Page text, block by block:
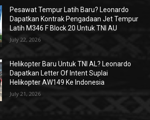
Pesawat Tempur Latih Baru? Leonardo
Dapatkan Kontrak Pengadaan Jet Tempur
Latih M346 F Block 20 Untuk TNI AU
July 22, 2026
Helikopter Baru Untuk TNI AL? Leonardo
Dapatkan Letter Of Intent Suplai
Helikopter AW149 Ke Indonesia
July 21, 2026